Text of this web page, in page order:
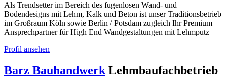
Als Trendsetter im Bereich des fugenlosen Wand- und
Bodendesigns mit Lehm, Kalk und Beton ist unser Traditionsbetrieb
im Großraum Köln sowie Berlin / Potsdam zugleich Ihr Premium
Ansprechpartner für High End Wandgestaltungen mit Lehmputz
Profil ansehen
Barz Bauhandwerk Lehmbaufachbetrieb